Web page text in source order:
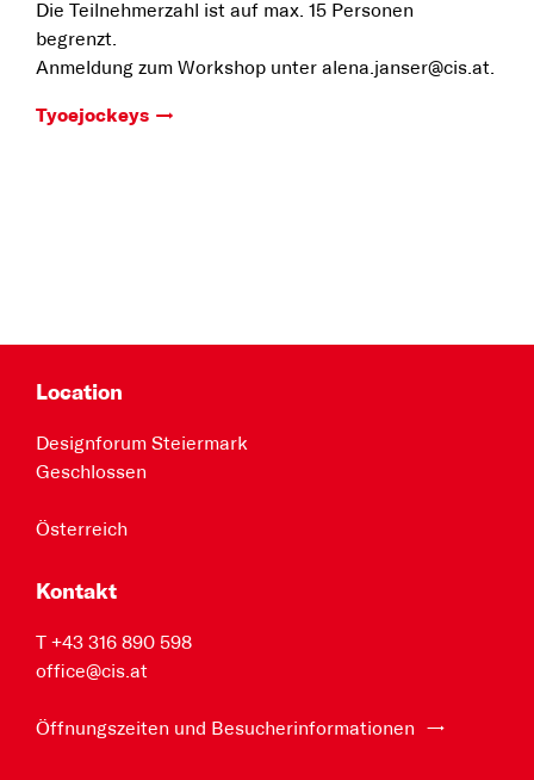
Die Teilnehmerzahl ist auf max. 15 Personen
begrenzt.
Anmeldung zum Workshop unter alena.janser@cis.at.
Tyoejockeys
Location
Designforum Steiermark
Geschlossen
Österreich
Kontakt
T +43 316 890 598
office@cis.at
Öffnungszeiten und Besucherinformationen